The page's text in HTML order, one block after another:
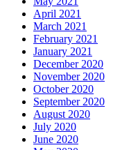
April 2021
March 2021
February 2021
January 2021
December 2020
November 2020
October 2020
September 2020
August 2020
July 2020
June 2020